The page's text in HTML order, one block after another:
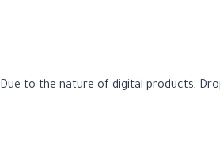
Due to the nature of digital products,